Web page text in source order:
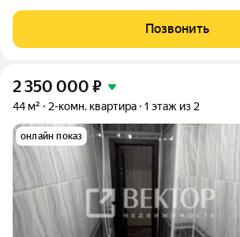
природой. ЖК Чайка занял второе место в
"Лукчший жилой комплекс-новостройка в
Позвонить
2 350 000 ₽
44 м² 2-комн. квартира 1 этаж из 2
онлайн показ